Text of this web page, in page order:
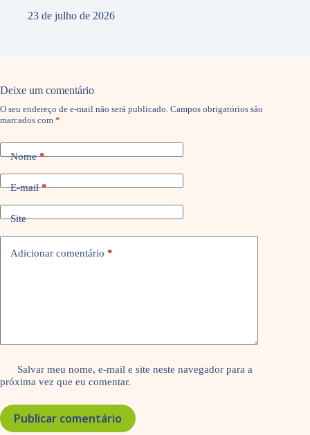
23 de julho de 2026
Deixe um comentário
O seu endereço de e-mail não será publicado. Campos obrigatórios são
marcados com *
Nome*
E-mail*
Site
Adicionar comentário *
Salvar meu nome, e-mail e site neste navegador para a
próxima vez que eu comentar.
Publicar comentário